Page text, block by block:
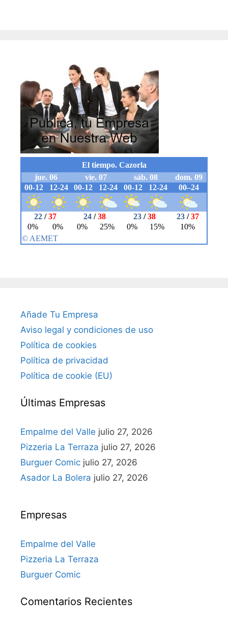
Añade Tu Empresa
Aviso legal y condiciones de uso
Política de cookies
Política de privacidad
Política de cookie (EU)
Últimas Empresas
Empalme del Valle julio 27, 2026
Pizzeria La Terraza julio 27, 2026
Burguer Comic julio 27, 2026
Asador La Bolera julio 27, 2026
Empresas
Empalme del Valle
Pizzeria La Terraza
Burguer Comic
Comentarios Recientes